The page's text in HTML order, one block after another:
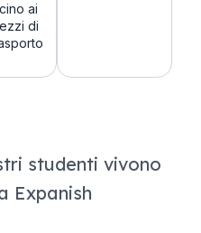
ai
di
studenti vivono
Expanish